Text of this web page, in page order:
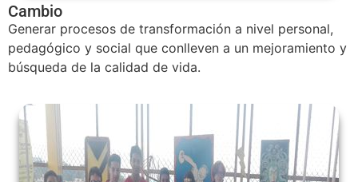
Cambio
Generar procesos de transformación a nivel personal,
pedagógico y social que conlleven a un mejoramiento y
búsqueda de la calidad de vida.